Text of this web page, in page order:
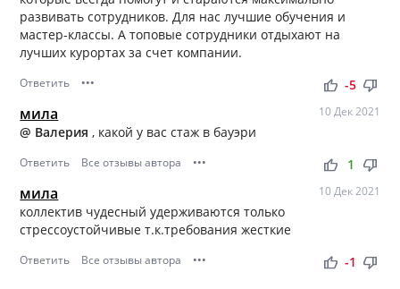
развивать сотрудников. Для нас лучшие обучения и
мастер-классы. А топовые сотрудники отдыхают на
лучших курортах за счет компании.
Ответить ••• thumb_up thumb_down
-5
мила 10 Дек 2021
@ Валерия, какой у вас стаж в бауэри
Ответить Все отзывы автора ••• thumb_up thumb_down
1
мила 10 Дек 2021
коллектив чудесный удерживаются только
стрессоустойчивые т.к.требования жесткие
Ответить Все отзывы автора ••• thumb_up thumb_down
-1